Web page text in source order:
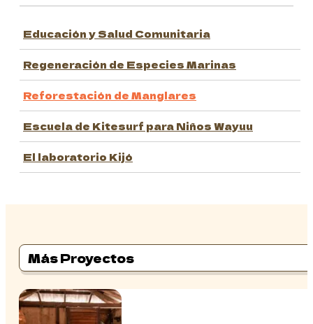
Educación y Salud Comunitaria
Regeneración de Especies Marinas
Reforestación de Manglares
Escuela de Kitesurf para Niños Wayuu
El laboratorio Kijó
Más Proyectos